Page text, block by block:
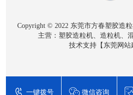
Copyright © 2022 东莞市方春塑胶造
主营：塑胶造粒机、造粒机、
技术支持【东莞网站
一键拨号 微信咨询